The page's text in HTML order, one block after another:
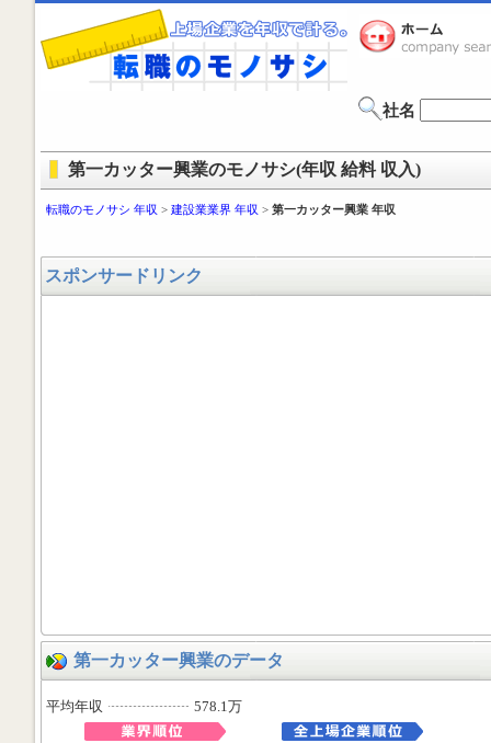
社名
第一カッター興業のモノサシ(年収 給料 収入)
転職のモノサシ 年収 > 建設業業界 年収 > 第一カッター興業 年収
スポンサードリンク
第一カッター興業のデータ
平均年収 578.1万